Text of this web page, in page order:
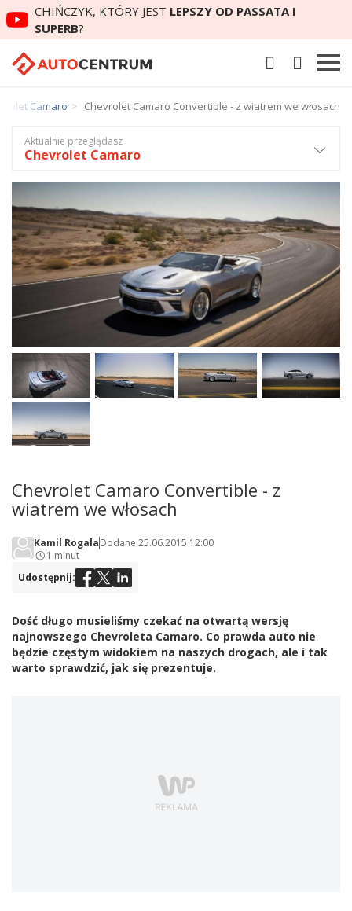
CHIŃCZYK, KTÓRY JEST LEPSZY OD PASSATA I
SUPERB?
Camaro Chevrolet Camaro Convertible - z wiatrem we włosach
Chevrolet Camaro Convertible - z
wiatrem we włosach
Kamil RogalaDodane 25.06.2015 12:00
1 minut
Udostępnij:
Dość długo musieliśmy czekać na otwartą wersję
najnowszego Chevroleta Camaro. Co prawda auto nie
będzie częstym widokiem na naszych drogach, ale i tak
warto sprawdzić, jak się prezentuje.
Aktualnie przeglądasz
Chevrolet Camaro